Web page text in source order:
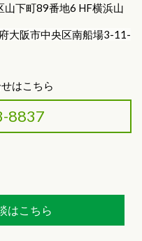
下町89番地6 HF横浜山
大阪市中央区南船場3-11-
はこちら
8837
はこちら